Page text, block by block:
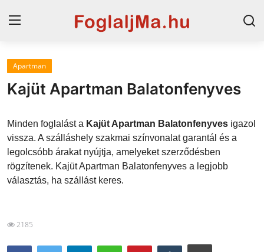
Magyarország
Horvát tengerpart
Szállások a Balatonon
Horvátország
Blog
Apartman
Kajüt Apartman Balatonfenyves
Minden foglalást a Kajüt Apartman Balatonfenyves igazol
vissza. A szálláshely szakmai színvonalat garantál és a
legolcsóbb árakat nyújtja, amelyeket szerződésben
rögzítenek. Kajüt Apartman Balatonfenyves a legjobb
választás, ha szállást keres.
2185